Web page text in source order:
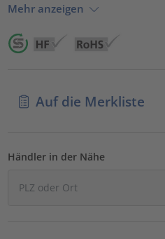
Mehr anzeigen
Auf die Merkliste
Händler in der Nähe